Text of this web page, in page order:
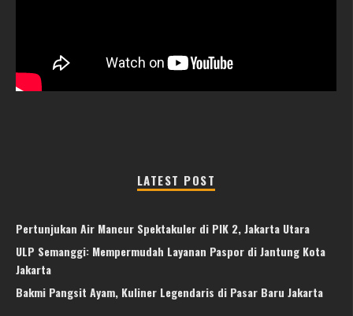
LATEST POST
Pertunjukan Air Mancur Spektakuler di PIK 2, Jakarta Utara
ULP Semanggi: Mempermudah Layanan Paspor di Jantung Kota
Jakarta
Bakmi Pangsit Ayam, Kuliner Legendaris di Pasar Baru Jakarta